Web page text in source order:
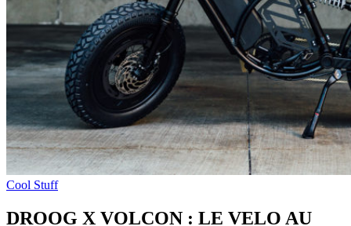
Cool Stuff
DROOG X VOLCON : LE VELO AU